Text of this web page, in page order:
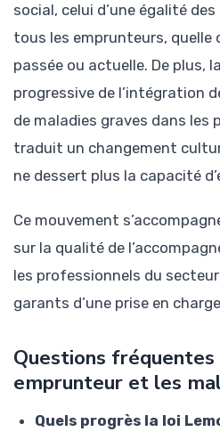
social, celui d’une égalité
tous les emprunteurs, quelle
passée ou actuelle. De plus,
progressive de l’intégration
de maladies graves dans les
traduit un changement
ne dessert plus la capacité
Ce mouvement
sur la qualité de
les professionnels du
garants d’une prise en
Questions fréquentes
emprunteur et les
Quels progrès la loi